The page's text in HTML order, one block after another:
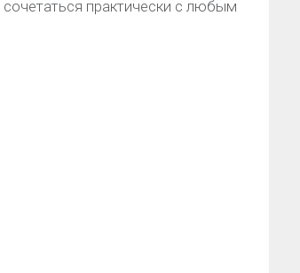
практически с любым